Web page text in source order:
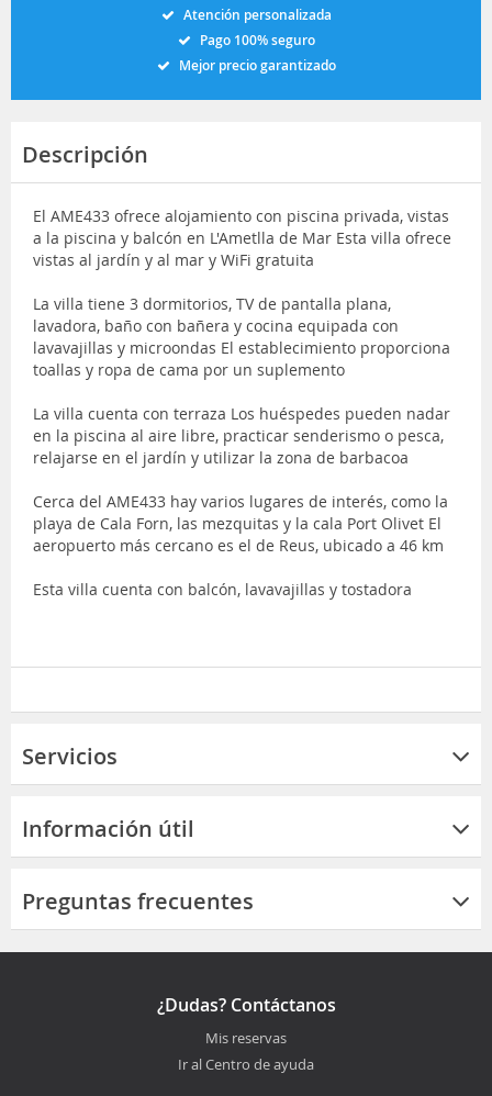
Atención personalizada
Pago 100% seguro
Mejor precio garantizado
Descripción
El AME433 ofrece alojamiento con piscina privada, vistas
a la piscina y balcón en L'Ametlla de Mar Esta villa ofrece
vistas al jardín y al mar y WiFi gratuita
La villa tiene 3 dormitorios, TV de pantalla plana,
lavadora, baño con bañera y cocina equipada con
lavavajillas y microondas El establecimiento proporciona
toallas y ropa de cama por un suplemento
La villa cuenta con terraza Los huéspedes pueden nadar
en la piscina al aire libre, practicar senderismo o pesca,
relajarse en el jardín y utilizar la zona de barbacoa
Cerca del AME433 hay varios lugares de interés, como la
playa de Cala Forn, las mezquitas y la cala Port Olivet El
aeropuerto más cercano es el de Reus, ubicado a 46 km
Esta villa cuenta con balcón, lavavajillas y tostadora
Servicios
Información útil
Preguntas frecuentes
¿Dudas? Contáctanos
Mis reservas
Ir al Centro de ayuda